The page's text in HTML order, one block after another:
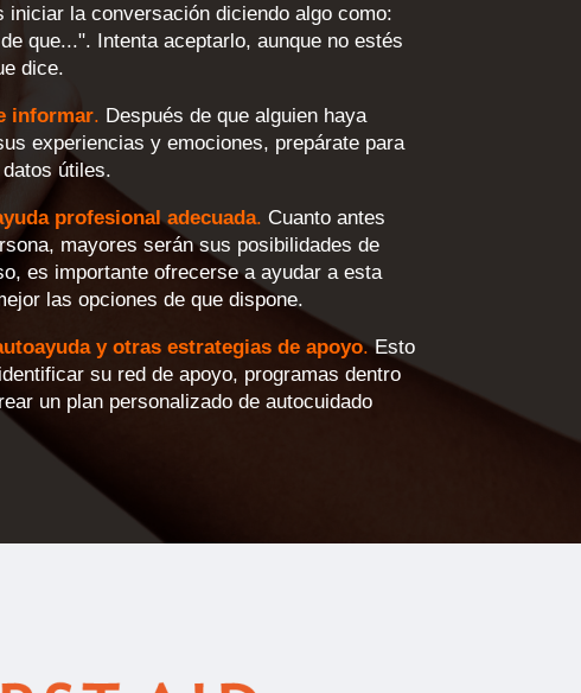
iniciar la conversación diciendo algo como:
que...". Intenta aceptarlo, aunque no estés
dice.
informar. Después de que alguien haya
experiencias y emociones, prepárate para
útiles.
profesional adecuada. Cuanto antes
mayores serán sus posibilidades de
es importante ofrecerse a ayudar a esta
las opciones de que dispone.
y otras estrategias de apoyo. Esto
su red de apoyo, programas dentro
un plan personalizado de autocuidado